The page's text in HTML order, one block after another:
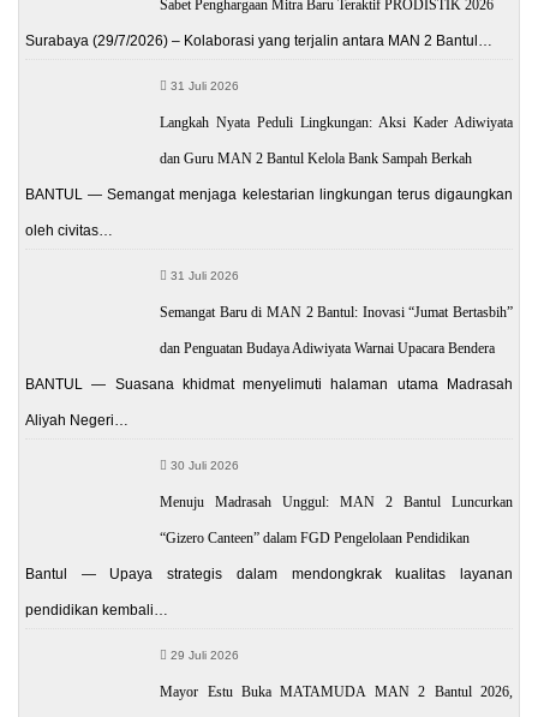
Sabet Penghargaan Mitra Baru Teraktif PRODISTIK 2026
Surabaya (29/7/2026) – Kolaborasi yang terjalin antara MAN 2 Bantul…
31 Juli 2026
Langkah Nyata Peduli Lingkungan: Aksi Kader Adiwiyata
dan Guru MAN 2 Bantul Kelola Bank Sampah Berkah
BANTUL — Semangat menjaga kelestarian lingkungan terus digaungkan
oleh civitas…
31 Juli 2026
Semangat Baru di MAN 2 Bantul: Inovasi “Jumat Bertasbih”
dan Penguatan Budaya Adiwiyata Warnai Upacara Bendera
BANTUL — Suasana khidmat menyelimuti halaman utama Madrasah
Aliyah Negeri…
30 Juli 2026
Menuju Madrasah Unggul: MAN 2 Bantul Luncurkan
“Gizero Canteen” dalam FGD Pengelolaan Pendidikan
Bantul — Upaya strategis dalam mendongkrak kualitas layanan
pendidikan kembali…
29 Juli 2026
Mayor Estu Buka MATAMUDA MAN 2 Bantul 2026,